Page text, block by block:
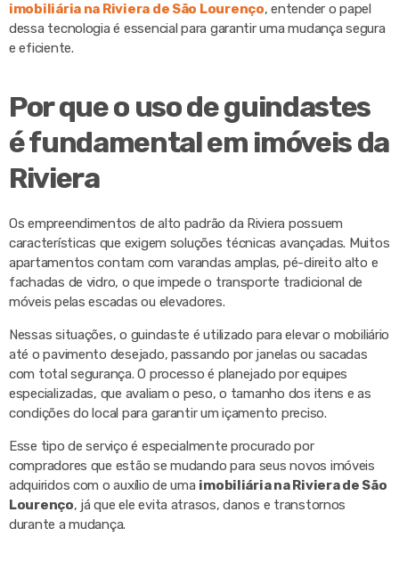
imobiliária na Riviera de São Lourenço, entender o papel
dessa tecnologia é essencial para garantir uma mudança segura
e eficiente.
Por que o uso de guindastes
é fundamental em imóveis da
Riviera
Os empreendimentos de alto padrão da Riviera possuem
características que exigem soluções técnicas avançadas. Muitos
apartamentos contam com varandas amplas, pé-direito alto e
fachadas de vidro, o que impede o transporte tradicional de
móveis pelas escadas ou elevadores.
Nessas situações, o guindaste é utilizado para elevar o mobiliário
até o pavimento desejado, passando por janelas ou sacadas
com total segurança. O processo é planejado por equipes
especializadas, que avaliam o peso, o tamanho dos itens e as
condições do local para garantir um içamento preciso.
Esse tipo de serviço é especialmente procurado por
compradores que estão se mudando para seus novos imóveis
adquiridos com o auxílio de uma imobiliária na Riviera de São
Lourenço, já que ele evita atrasos, danos e transtornos
durante a mudança.